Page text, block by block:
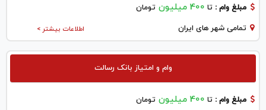
مبلغ وام : تا 400 میلیون تومان
اطلاعات بیشتر > تمامی شهر های ایران
وام و امتیاز بانک رسالت
مبلغ وام : تا 400 میلیون تومان